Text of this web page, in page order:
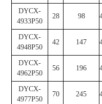
DYCX-
4933P50
28 98
DYCX-
4948P50
42 147
DYCX-
4962P50
56 196
DYCX-
4977P50
70 245